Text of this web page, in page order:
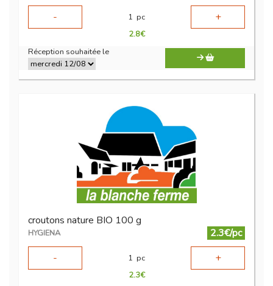
-
1 pc +
2.8€
Réception souhaitée le
croutons nature BIO 100 g
HYGIENA
2.3€/pc
-
1 pc +
2.3€